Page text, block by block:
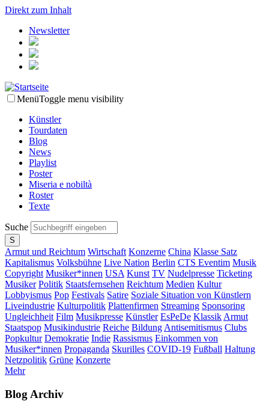
Direkt zum Inhalt
Newsletter
MenüToggle menu visibility
Künstler
Tourdaten
Blog
News
Playlist
Poster
Miseria e nobiltà
Roster
Texte
Suche
Armut und Reichtum Wirtschaft Konzerne China Klasse Satz
Kapitalismus Volksbühne Live Nation Berlin CTS Eventim Musik
Copyright Musiker*innen USA Kunst TV Nudelpresse Ticketing
Musiker Politik Staatsfernsehen Reichtum Medien Kultur
Lobbyismus Pop Festivals Satire Soziale Situation von Künstlern
Liveindustrie Kulturpolitik Plattenfirmen Streaming Sponsoring
Ungleichheit Film Musikpresse Künstler EsPeDe Klassik Armut
Staatspop Musikindustrie Reiche Bildung Antisemitismus Clubs
Popkultur Demokratie Indie Rassismus Einkommen von
Musiker*innen Propaganda Skurilles COVID-19 Fußball Haltung
Netzpolitik Grüne Konzerte
Mehr
Blog Archiv